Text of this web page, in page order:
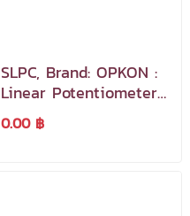
SLPC, Brand: OPKON :
Linear Potentiometer
Slim Body Series
0.00 ฿